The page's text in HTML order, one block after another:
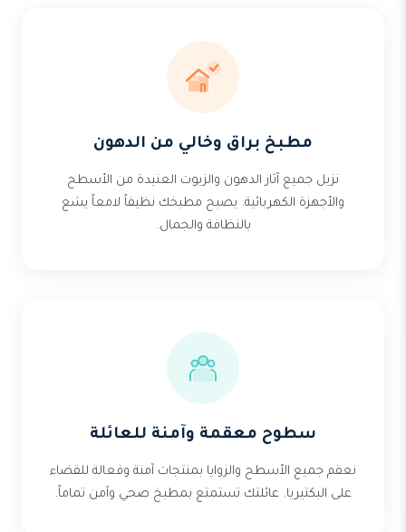
مطبخ براق وخالي من الدهون
نزيل جميع آثار الدهون والزيوت العنيدة من الأسطح
والأجهزة الكهربائية. يصبح مطبخك نظيفاً لامعاً يشع
بالنظافة والجمال.
سطوح معقمة وآمنة للعائلة
نعقم جميع الأسطح والزوايا بمنتجات آمنة وفعالة للقضاء
على البكتيريا. عائلتك تستمتع بمطبخ صحي وآمن تماماً.